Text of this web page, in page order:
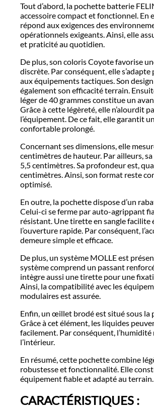
Tout d’abord, la pochette batterie
accessoire compact et fonctionnel. En
répond aux exigences des
opérationnels exigeants. Ainsi, elle
et praticité au quotidien.
De plus, son coloris Coyote favorise
discrète. Par conséquent, elle
aux équipements tactiques. Son
également son efficacité terrain.
léger de 40 grammes constitue un
Grâce à cette légèreté, elle n’alourdit
l’équipement. De ce fait, elle garantit
confortable prolongé.
Concernant ses dimensions, elle
centimètres de hauteur. Par ailleurs,
5,5 centimètres. Sa profondeur est,
centimètres. Ainsi, son format reste
optimisé.
En outre, la pochette dispose d’un
Celui-ci se ferme par auto-agrippant
résistant. Une tirette en sangle facilite
l’ouverture rapide. Par conséquent,
demeure simple et efficace.
De plus, un système MOLLE est
système comprend un passant
intègre aussi une tirette pour une
Ainsi, la compatibilité avec les
modulaires est assurée.
Enfin, un œillet brodé est situé sous la
Grâce à cet élément, les liquides
facilement. Par conséquent, l’humidité
l’intérieur.
En résumé, cette pochette combine
robustesse et fonctionnalité. Elle
équipement fiable et adapté au terrain.
CARACTÉRISTIQUES :